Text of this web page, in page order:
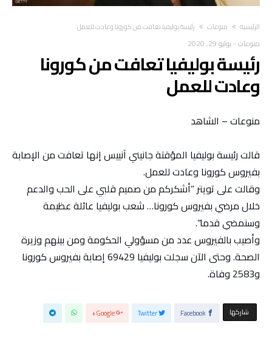
‫الرئيسية‬ منوعات رئيسة بوليفيا تعافت من كورونا وعادت للعمل
منوعات-يوليو 29, 2020
رئيسة بوليفيا تعافت من كورونا
وعادت للعمل
منوعات – الشاهد
قالت رئيسة بوليفيا المؤقتة جانيني آنييس إنها تعافت من الإصابة
بفيروس كورونا وعادت للعمل.
وقالت على تويتر ”أشكركم من صميم قلبي على الحب والدعم
خلال مرضي بفيروس كورونا… شعب بوليفيا عائلة عظيمة
وسنمضي قدما“.
وأصيب بالفيروس عدد من مسؤولي الحكومة ومن بينهم وزيرة
الصحة. وحتى الآن سجلت بوليفيا 69429 إصابة بفيروس كورونا
و2583 وفاة.
‫‫ شاركها‬ Facebook
Twitter
Google+